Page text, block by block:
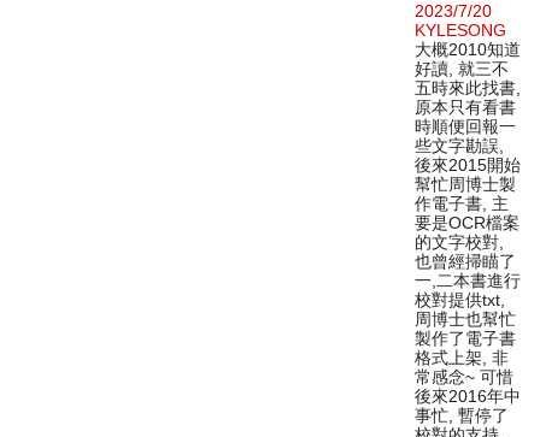
2023/7/20
KYLESONG
大概2010知道
好讀, 就三不
五時來此找書,
原本只有看書
時順便回報一
些文字勘誤,
後來2015開始
幫忙周博士製
作電子書, 主
要是OCR檔案
的文字校對,
也曾經掃瞄了
一,二本書進行
校對提供txt,
周博士也幫忙
製作了電子書
格式上架, 非
常感念~ 可惜
後來2016年中
事忙, 暫停了